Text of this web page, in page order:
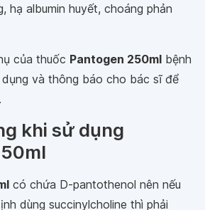
hạ albumin huyết, choáng phản
của thuốc Pantogen 250ml bệnh
và thông báo cho bác sĩ để
khi sử dụng
có chứa D-pantothenol nên nếu
dùng succinylcholine thì phải